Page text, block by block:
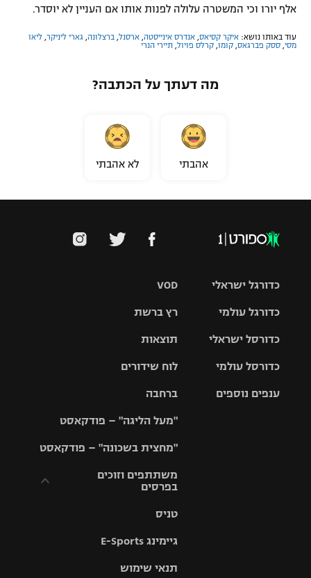
אלף יורו וכי המשטרה עלולה לפנות אותו אם העניין לא יוסדר.
עוד באותו נושא: איקר קסיאס אנדרס אינייסטה ארסנל ברצלונה גארי ליניקר ליאו
מסי ססק פברגאס קומו קרלס פויול תיירי הנרי
מה דעתך על הכתבה?
אהבתי לא אהבתי
VOD
רץ ברשת
תוצאות
לוח שידורים
ברחבה
"מעל הליגה" – פודקאסט
"מחצית בשכונה" – פודקאסט
משתתפים וזוכים
בפרסים
וזוכים בפרסים
תקנון עבור פעילות
טניס
גיימינג E-Sports
תנאי שימוש
כדורגל ישראלי
גביע הטוטו
כדורגל עולמי
האלופות
ליגה
כדורסל ישראלי
סל
כדורסל עולמי
ענפים נוספים